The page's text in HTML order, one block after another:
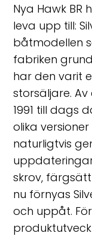
Nya Hawk
leva upp till:
båtmodellen
fabriken
har den varit
storsäljare.
1991 till dags
olika
naturligtvis
skrov,
nu förnyas
och uppåt.